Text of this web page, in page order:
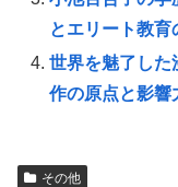
とエリート教育
世界を魅了した
作の原点と影響
その他